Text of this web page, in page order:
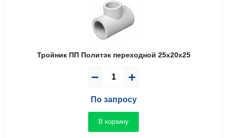
Тройник ПП Политэк переходной 25x20x25
По запросу
В корзину